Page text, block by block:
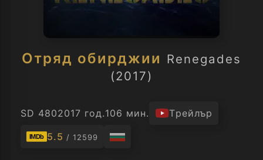
Отряд обирджии Renegades
(2017)
SD 4802017 год.106 мин. Трейлър
IMDb 5.5 / 12599